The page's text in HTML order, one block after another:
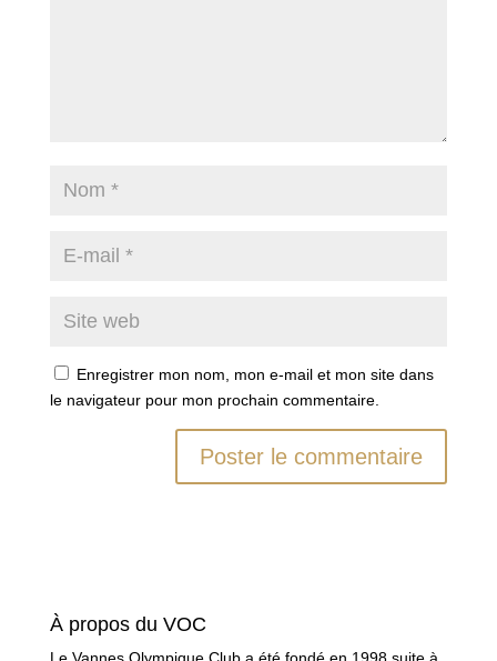
Enregistrer mon nom, mon e-mail et mon site dans
le navigateur pour mon prochain commentaire.
À propos du VOC